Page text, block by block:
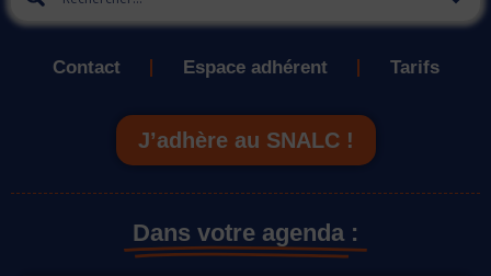
Contact Espace adhérent Tarifs
J’adhère au SNALC !
Dans votre agenda :